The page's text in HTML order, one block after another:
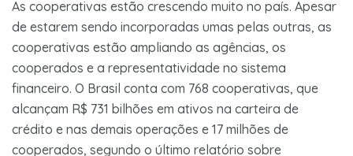
As cooperativas estão crescendo muito no país. Apesar
de estarem sendo incorporadas umas pelas outras, as
cooperativas estão ampliando as agências, os
cooperados e a representatividade no sistema
financeiro. O Brasil conta com 768 cooperativas, que
alcançam R$ 731 bilhões em ativos na carteira de
crédito e nas demais operações e 17 milhões de
cooperados, segundo o último relatório sobre